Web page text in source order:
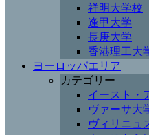
祥明大学校
逢甲大学
長庚大学
香港理工大
ヨーロッパエリア
カテゴリー
イースト・
ヴァーサ大
ヴィリニュ